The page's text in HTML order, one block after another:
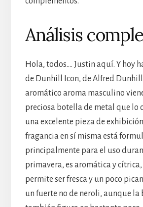
Análisis
Hola, todos…. Justin aquí. Y hoy
de Dunhill Icon, de Alfred
aromático aroma masculino
preciosa botella de metal que lo
una excelente pieza de
fragancia en sí misma está
principalmente para el uso
primavera, es aromática y
permite ser fresca y un poco
un fuerte no de neroli, aunque la